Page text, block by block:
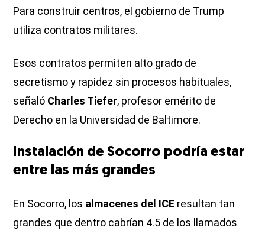
Para construir centros, el gobierno de Trump
utiliza contratos militares.
Esos contratos permiten alto grado de
secretismo y rapidez sin procesos habituales,
señaló Charles Tiefer, profesor emérito de
Derecho en la Universidad de Baltimore.
Instalación de Socorro podría estar
entre las más grandes
En Socorro, los almacenes del ICE resultan tan
grandes que dentro cabrían 4.5 de los llamados